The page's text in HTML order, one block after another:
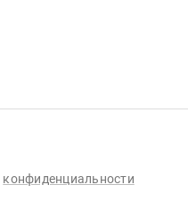
конфиденциальности